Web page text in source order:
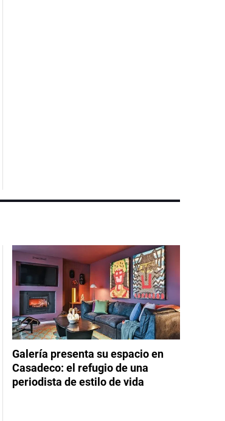
Galería presenta su espacio en
Casadeco: el refugio de una
periodista de estilo de vida